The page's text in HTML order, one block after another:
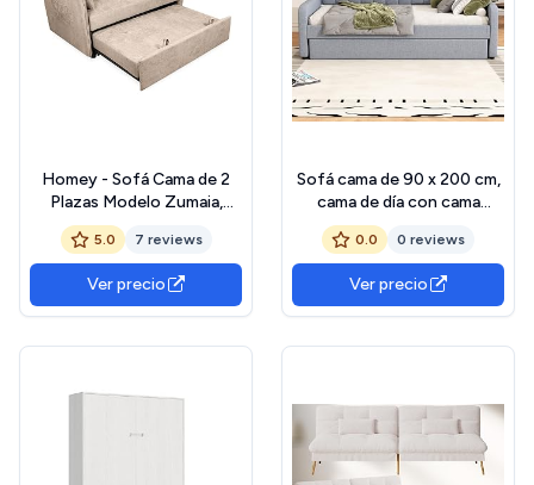
Homey - Sofá Cama de 2
Plazas Modelo Zumaia,
Diseño Moderno, Práctico
y Funcional, con Cojines
Decorativos, Fácil
Apertura, Beige
5.0 7 reviews
Ver precio
Sofá cama de 90 x 200 cm,
cama de día con cama
abatible, puerto USB (gris)
0.0 0 reviews
Ver precio